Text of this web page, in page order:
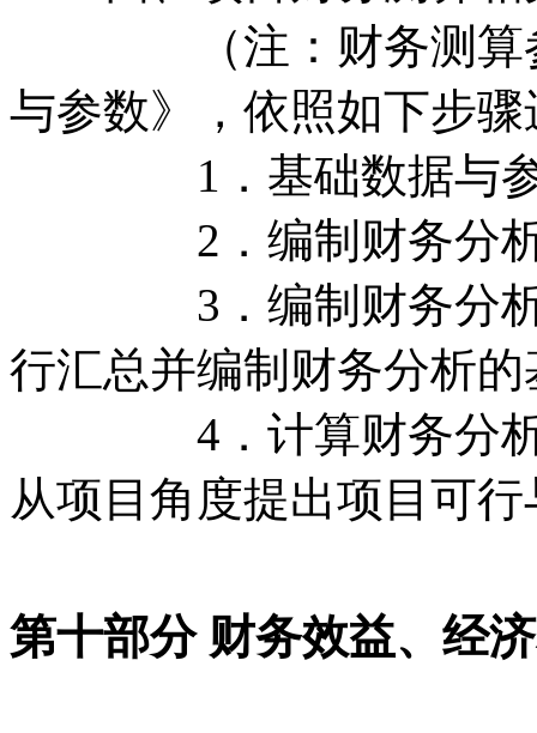
（注：财务测算参
与参数》，依照如下步骤
1．基础数据与参数
2．编制财务分析
3．编制财务分析的
行汇总并编制财务分析
4．计算财务分析的
从项目角度提出项目可
第十部分 财务效益、经